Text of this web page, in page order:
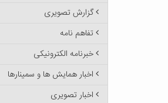
گزارش تصویری
تفاهم نامه
خبرنامه الکترونیکی
اخبار همایش ها و سمینارها
اخبار تصویری